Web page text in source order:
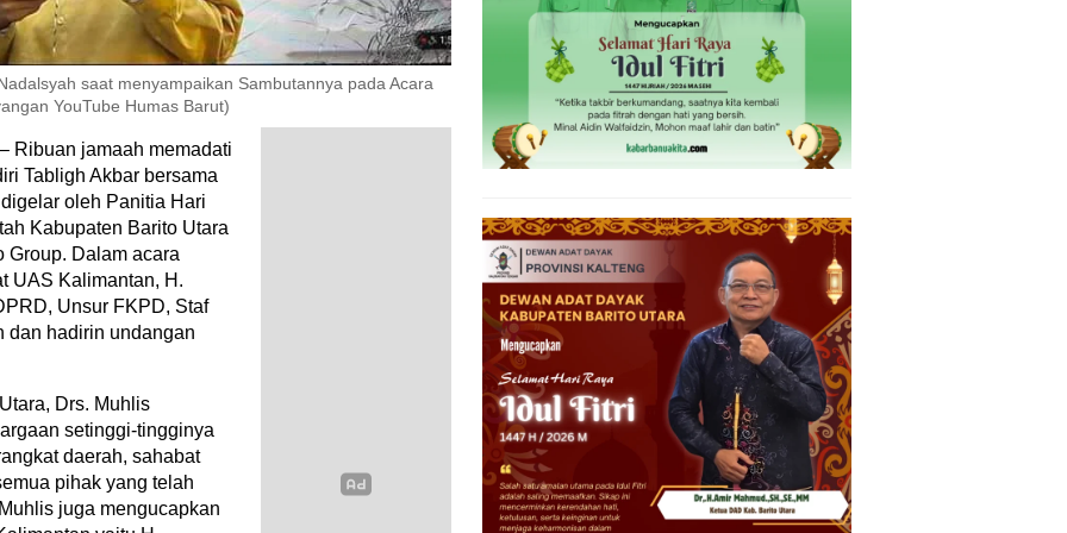
saat menyampaikan Sambutannya pada Acara
YouTube Humas Barut)
Ribuan jamaah memadati
Tabligh Akbar bersama
oleh Panitia Hari
Kabupaten Barito Utara
Group. Dalam acara
UAS Kalimantan, H.
Unsur FKPD, Staf
dan hadirin undangan
Drs. Muhlis
setinggi-tingginya
daerah, sahabat
pihak yang telah
juga mengucapkan